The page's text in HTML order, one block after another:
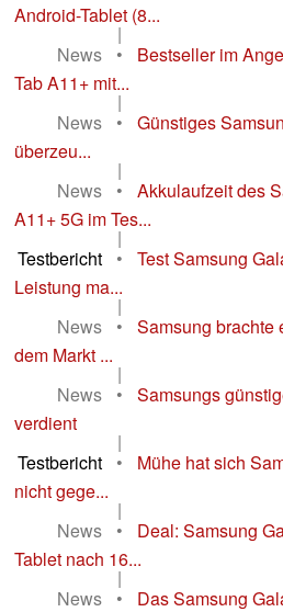
Android-Tablet (8...
|
News
•
Bestseller im
Tab A11+ mit...
|
News
•
Günstiges
überzeu...
|
News
•
Akkulaufzeit des
A11+ 5G im Tes...
|
Testbericht
•
Test Samsung
Leistung ma...
|
News
•
Samsung brachte
dem Markt ...
|
News
•
Samsungs
verdient
|
Testbericht
•
Mühe hat sich
nicht gege...
|
News
•
Deal: Samsung
Tablet nach 16...
|
News
•
Das Samsung